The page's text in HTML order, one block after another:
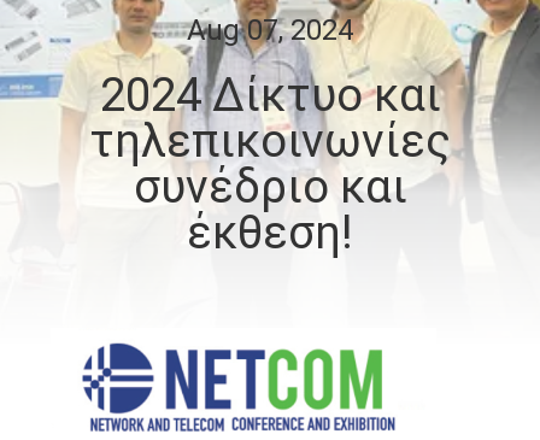
ΕΠΙΣΚΕΨΉ
ΕΡΓΟΣΤΑΣΊΟΥ
ΈΛΕΓΧΟΣ
ΠΟΙΌΤΗΤΑΣ
ΕΠΙΚΟΙΝΩΝΉΣΤΕ
ΕΙΔΉΣΕΙΣ
Aug 07, 2024
2024 Δίκτυο και
τηλεπικοινωνίες
συνέδριο και
έκθεση!